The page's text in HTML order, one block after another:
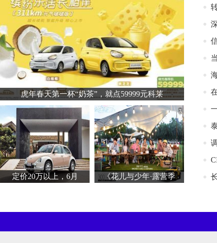
虎年春天第一杯“奶茶”，就点59999元科莱
定价20万以上，6月 《花儿与少年·露营季